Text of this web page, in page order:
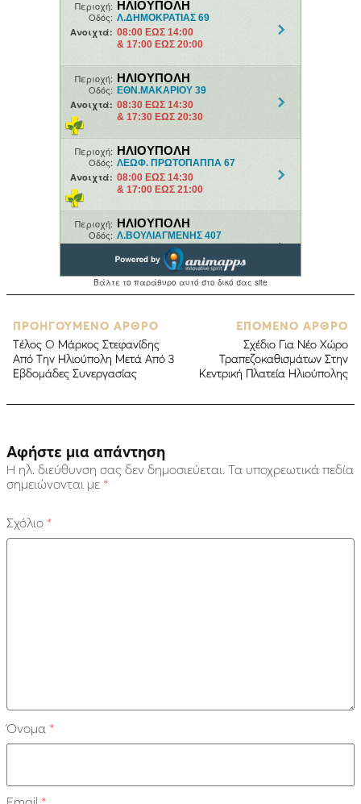
ΠΡΟΗΓΟΥΜΕΝΟ ΑΡΘΡΟ
Tέλος Ο Μάρκος Στεφανίδης
Από Την Ηλιούπολη Μετά Από 3
Εβδομάδες Συνεργασίας
ΕΠΟΜΕΝΟ ΑΡΘΡΟ
Σχέδιο Για Νέο Χώρο
Τραπεζοκαθισμάτων Στην
Κεντρική Πλατεία Ηλιούπολης
Αφήστε μια απάντηση
Η ηλ. διεύθυνση σας δεν δημοσιεύεται. Τα υποχρεωτικά πεδία
σημειώνονται με *
Σχόλιο *
Όνομα *